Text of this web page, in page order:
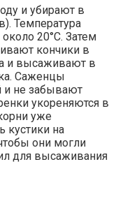
и убирают в
Температура
20°С. Затем
кончики в
и высаживают в
Саженцы
и не забывают
укореняются в
уже
кустики на
они могли
для высаживания